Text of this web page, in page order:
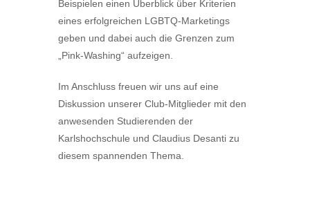
Beispielen einen Überblick über Kriterien
eines erfolgreichen LGBTQ-Marketings
geben und dabei auch die Grenzen zum
„Pink-Washing“ aufzeigen.
Im Anschluss freuen wir uns auf eine
Diskussion unserer Club-Mitglieder mit den
anwesenden Studierenden der
Karlshochschule und Claudius Desanti zu
diesem spannenden Thema.